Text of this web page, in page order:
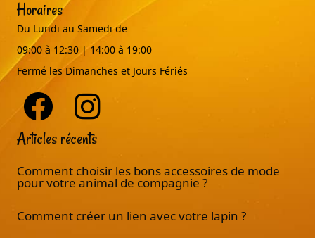
Horaires
Du Lundi au Samedi de
09:00 à 12:30 | 14:00 à 19:00
Fermé les Dimanches et Jours Fériés
Articles récents
Comment choisir les bons accessoires de mode
pour votre animal de compagnie ?
Comment créer un lien avec votre lapin ?